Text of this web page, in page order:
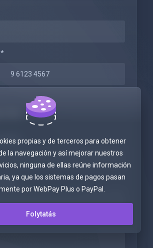
propias y de terceros para obtener
la navegación y así mejorar nuestros
ninguna de ellas reúne información
ya que los sistemas de pagos pasan
por WebPay Plus o PayPal.
Folytatás